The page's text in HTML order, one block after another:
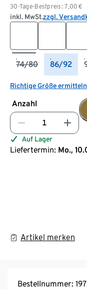
30-Tage-Bestpreis: 7,00 €
inkl. MwSt.zzgl.
74/80 86/92
Richtige Größe ermitteln
Anzahl
Auf Lager
Liefertermin: Mo.,
Artikel merken
Bestellnummer: